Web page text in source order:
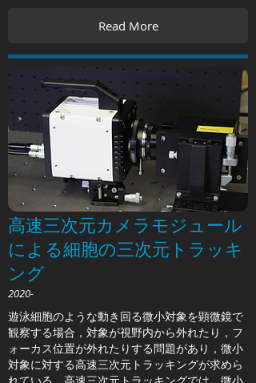
Read More
高速三次元カメラモジュール
による細胞の三次元トラッキ
ング
2020-
遊泳細胞のような動き回る微小対象を顕微鏡で
観察する場合，対象が視野内から外れたり，フ
ォーカス位置が外れたりする問題があり，微小
対象に対する高速三次元トラッキングが求めら